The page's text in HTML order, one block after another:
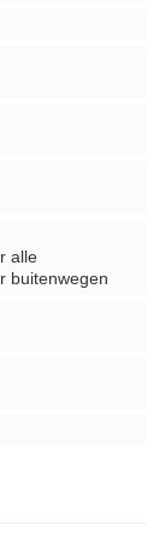
alle
buitenwegen